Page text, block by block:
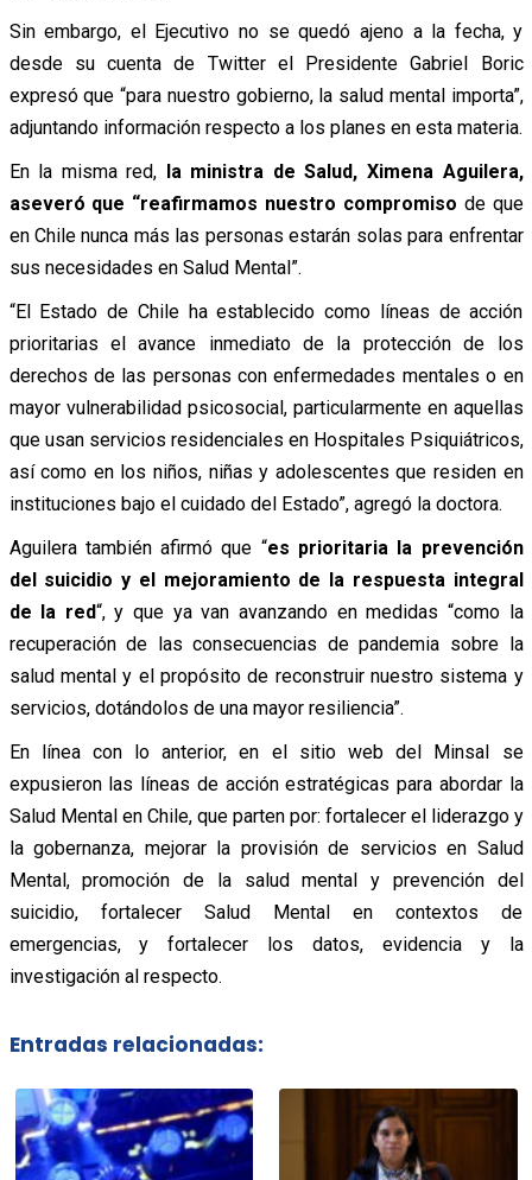
Sin embargo, el Ejecutivo no se quedó ajeno a la fecha, y
desde su cuenta de Twitter el Presidente Gabriel Boric
expresó que “para nuestro gobierno, la salud mental importa”,
adjuntando información respecto a los planes en esta materia.
En la misma red, la ministra de Salud, Ximena Aguilera,
aseveró que “reafirmamos nuestro compromiso de que
en Chile nunca más las personas estarán solas para enfrentar
sus necesidades en Salud Mental”.
“El Estado de Chile ha establecido como líneas de acción
prioritarias el avance inmediato de la protección de los
derechos de las personas con enfermedades mentales o en
mayor vulnerabilidad psicosocial, particularmente en aquellas
que usan servicios residenciales en Hospitales Psiquiátricos,
así como en los niños, niñas y adolescentes que residen en
instituciones bajo el cuidado del Estado”, agregó la doctora.
Aguilera también afirmó que “es prioritaria la prevención
del suicidio y el mejoramiento de la respuesta integral
de la red“, y que ya van avanzando en medidas “como la
recuperación de las consecuencias de pandemia sobre la
salud mental y el propósito de reconstruir nuestro sistema y
servicios, dotándolos de una mayor resiliencia”.
En línea con lo anterior, en el sitio web del Minsal se
expusieron las líneas de acción estratégicas para abordar la
Salud Mental en Chile, que parten por: fortalecer el liderazgo y
la gobernanza, mejorar la provisión de servicios en Salud
Mental, promoción de la salud mental y prevención del
suicidio, fortalecer Salud Mental en contextos de
emergencias, y fortalecer los datos, evidencia y la
investigación al respecto.
Entradas relacionadas: